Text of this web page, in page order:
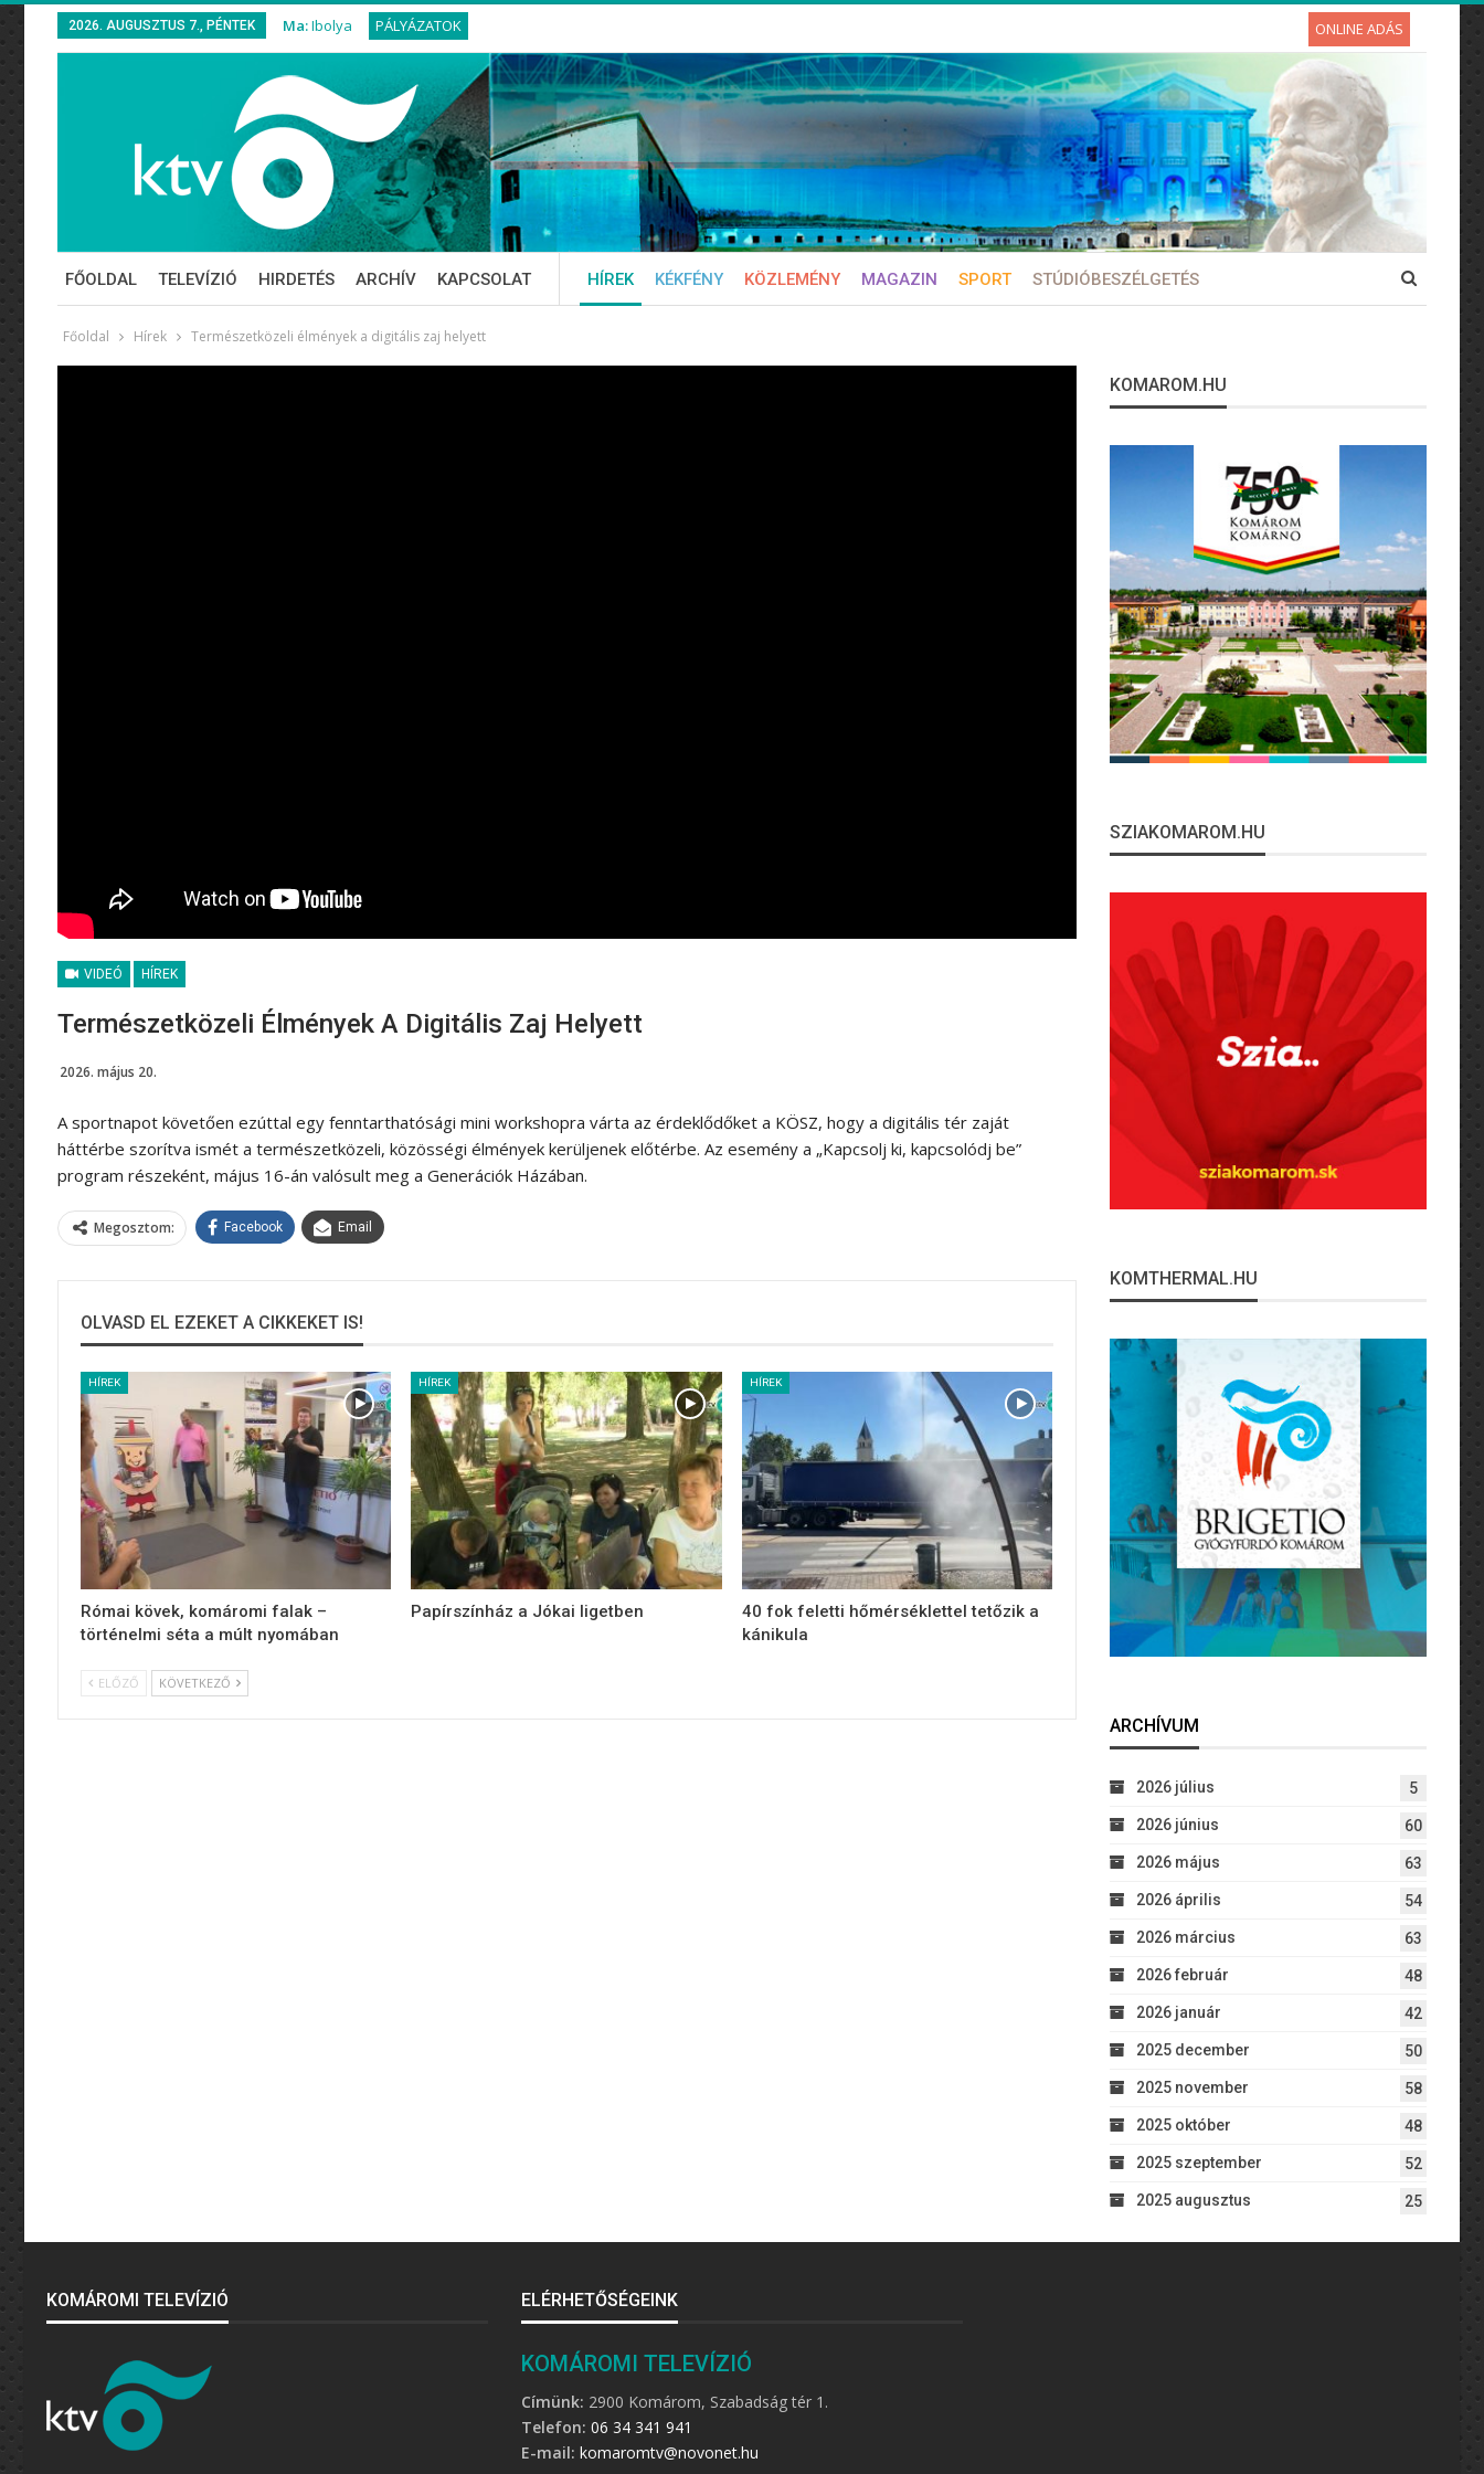
2026. AUGUSZTUS 7., PÉNTEK Ma:Ibolya PÁLYÁZATOK ONLINE ADÁS
FŐOLDAL TELEVÍZIÓ HIRDETÉS ARCHÍV KAPCSOLAT HÍREK KÉKFÉNY KÖZLEMÉNY MAGAZIN SPORT STÚDIÓBESZÉLGETÉS
Főoldal Hírek Természetközeli élmények a digitális zaj helyett
VIDEÓ HÍREK
Természetközeli Élmények A Digitális Zaj Helyett
2026. május 20.
A sportnapot követően ezúttal egy fenntarthatósági mini workshopra várta az érdeklődőket a KÖSZ, hogy a digitális tér zaját
háttérbe szorítva ismét a természetközeli, közösségi élmények kerüljenek előtérbe. Az esemény a „Kapcsolj ki, kapcsolódj be”
program részeként, május 16-án valósult meg a Generációk Házában.
Megosztom: Facebook Email
OLVASD EL EZEKET A CIKKEKET IS!
HÍREK
Római kövek, komáromi falak –
történelmi séta a múlt nyomában
HÍREK
Papírszínház a Jókai ligetben
HÍREK
40 fok feletti hőmérséklettel tetőzik a
kánikula
ELŐZŐ KÖVETKEZŐ
KOMAROM.HU
SZIAKOMAROM.HU
KOMTHERMAL.HU
ARCHÍVUM
2026 július 5
2026 június 60
2026 május 63
2026 április 54
2026 március 63
2026 február 48
2026 január 42
2025 december 50
2025 november 58
2025 október 48
2025 szeptember 52
2025 augusztus 25
KOMÁROMI TELEVÍZIÓ ELÉRHETŐSÉGEINK
KOMÁROMI TELEVÍZIÓ
Címünk: 2900 Komárom, Szabadság tér 1.
Telefon: 06 34 341 941
E-mail: komaromtv@novonet.hu